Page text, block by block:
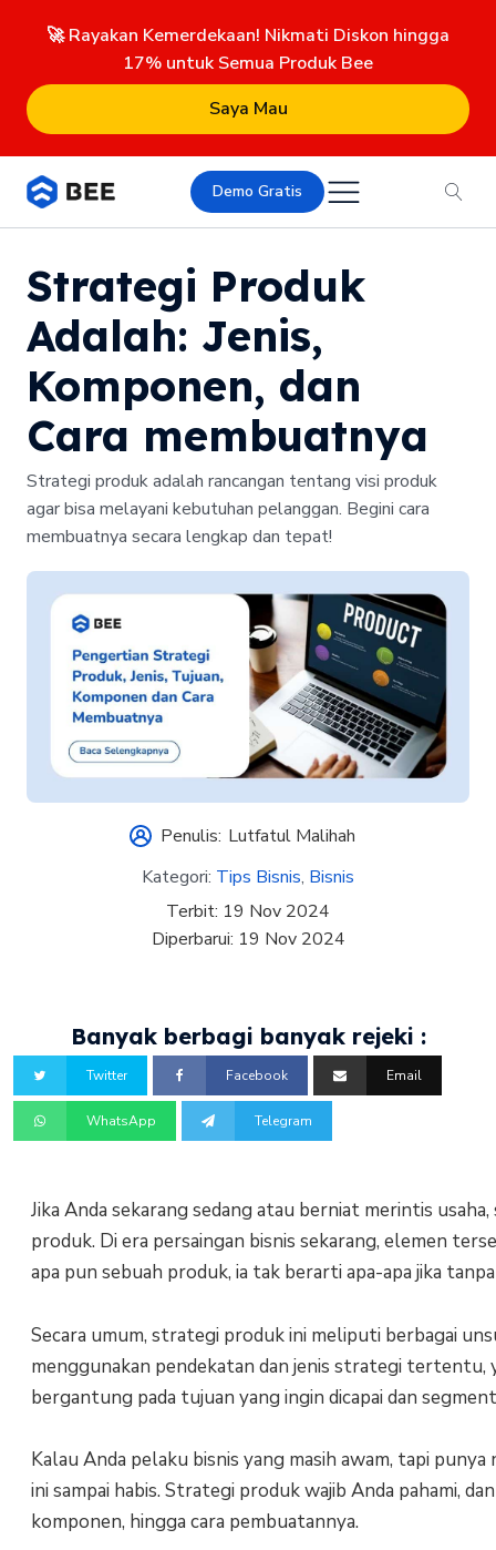
🚀 Rayakan Kemerdekaan! Nikmati Diskon hingga
17% untuk Semua Produk Bee
Saya Mau
Demo Gratis
Strategi Produk
Adalah: Jenis,
Komponen, dan
Cara membuatnya
Strategi produk adalah rancangan tentang visi produk
agar bisa melayani kebutuhan pelanggan. Begini cara
membuatnya secara lengkap dan tepat!
Penulis: Lutfatul Malihah
Kategori: Tips Bisnis, Bisnis
Terbit: 19 Nov 2024
Diperbarui: 19 Nov 2024
Banyak berbagi banyak rejeki :
Twitter Facebook Email
WhatsApp Telegram
Jika Anda sekarang sedang atau berniat merintis
produk. Di era persaingan bisnis sekarang, elemen
apa pun sebuah produk, ia tak berarti apa-apa jika
Secara umum, strategi produk ini meliputi berbagai
menggunakan pendekatan dan jenis strategi tertentu,
bergantung pada tujuan yang ingin dicapai dan
Kalau Anda pelaku bisnis yang masih awam, tapi
ini sampai habis. Strategi produk wajib Anda pahami,
komponen, hingga cara pembuatannya.